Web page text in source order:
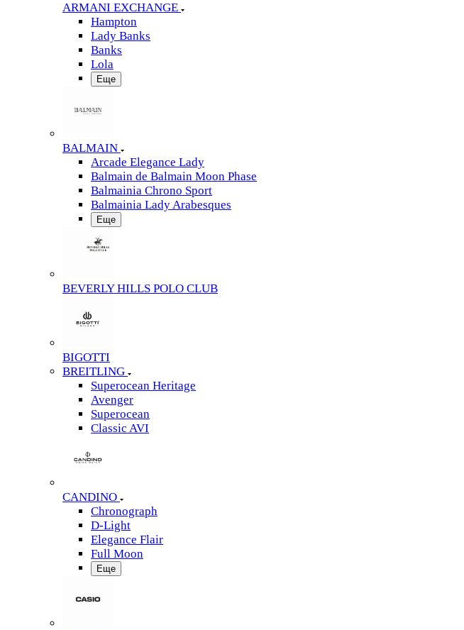
ARMANI EXCHANGE
Hampton
Lady Banks
Banks
Lola
Еще
BALMAIN
Arcade Elegance Lady
Balmain de Balmain Moon Phase
Balmainia Chrono Sport
Balmainia Lady Arabesques
Еще
BEVERLY HILLS POLO CLUB
BIGOTTI
BREITLING
Superocean Heritage
Avenger
Superocean
Classic AVI
CANDINO
Chronograph
D-Light
Elegance Flair
Full Moon
Еще